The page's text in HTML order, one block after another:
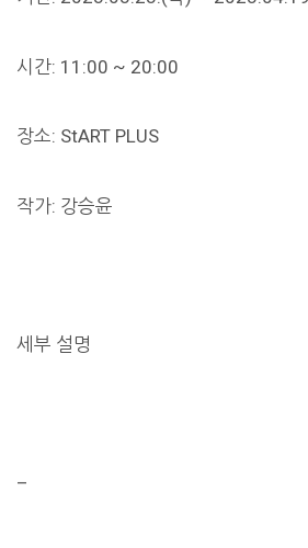
시간: 11:00 ~ 20:00
장소: StART PLUS
작가: 강승윤
세부 설명
–